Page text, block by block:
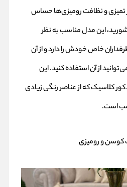
تمیزی و نظافت رومیزی‌‌ها حساس
این مدل مناسب به نظر
خاص خودش را دارد و از آن
از آن استفاده کنید. این
کلاسیک که از عناصر رنگی زیادی
است.
کوسن و رومیزی